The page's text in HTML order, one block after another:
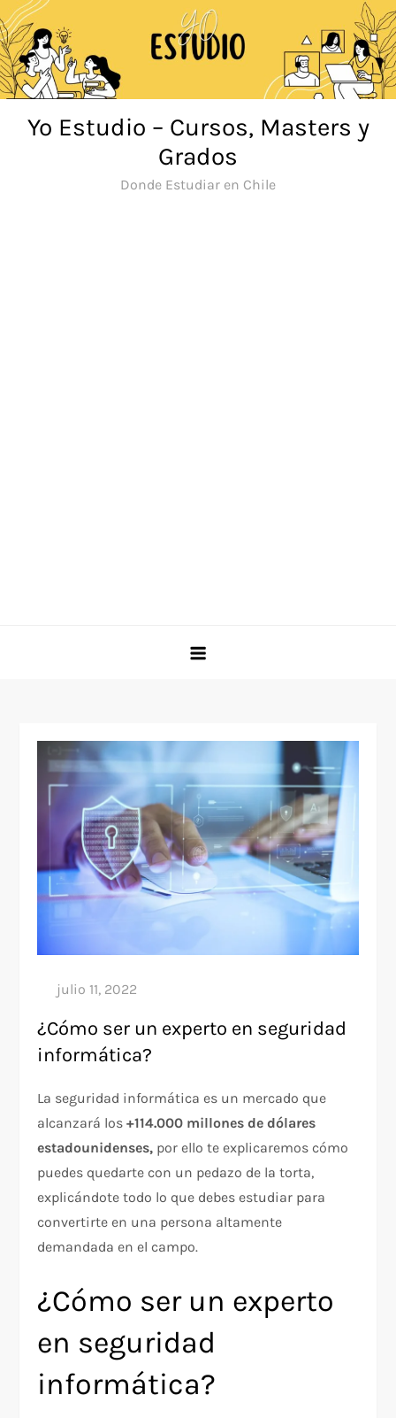
Saltar
al
contenido
Yo Estudio – Cursos, Masters y
Grados
Donde Estudiar en Chile
¿Cómo ser un experto en seguridad
informática?
La seguridad informática es un mercado que
alcanzará los+114.000 millones de dólares
estadounidenses, por ello te explicaremos cómo
puedes quedarte con un pedazo de la torta,
explicándote todo lo que debes estudiar para
convertirte en una persona altamente
demandada en el campo.
¿Cómo ser un experto
en seguridad
informática?